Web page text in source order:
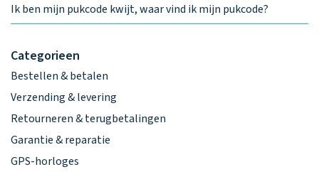
Categorieen
Bestellen & betalen
Verzending & levering
Retourneren & terugbetalingen
Garantie & reparatie
GPS-horloges
Ik ben mijn pukcode kwijt, waar vind ik mijn pukcode?